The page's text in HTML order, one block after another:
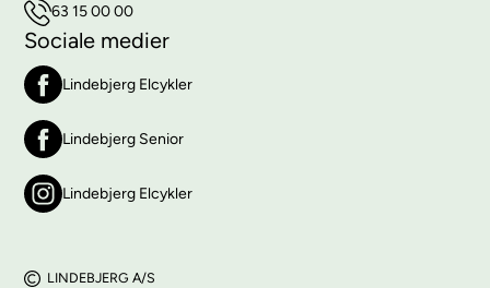
63 15 00 00
Sociale medier
Lindebjerg Elcykler
Lindebjerg Senior
Lindebjerg Elcykler
LINDEBJERG A/S